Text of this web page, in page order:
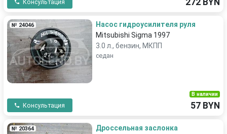
Консультация 272 BYN
№ 24046
Насос гидроусилителя руля
Mitsubishi Sigma 1997
3.0 л., бензин, МКПП
седан
Консультация
В наличии
57 BYN
№ 20364
Дроссельная заслонка